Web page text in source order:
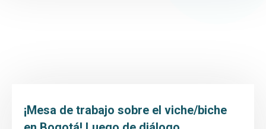
Entidad
¡Mesa de trabajo sobre el viche/biche